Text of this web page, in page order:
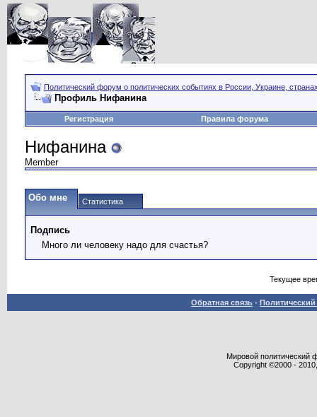
Политический форум о политических событиях в России, Украине,
Профиль Нифанина
Регистрация Правила форума
Нифанина
Member
Обо мне Статистика
Подпись
Много ли человеку надо для счастья?
Текущее
Обратная связь -
Мировой политический
Copyright ©2000 -